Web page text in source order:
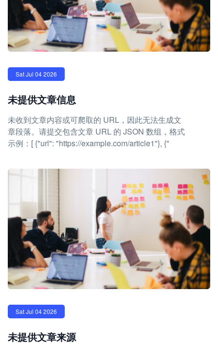
Sat Jul 04 2026
未提供文章信息
未收到文章内容或可爬取的 URL，因此无法生成文
章段落。请提交包含文章 URL 的 JSON 数组，格式
示例：[ {"url": "https://example.com/article1"}, {"
Sat Jul 04 2026
未提供文章来源